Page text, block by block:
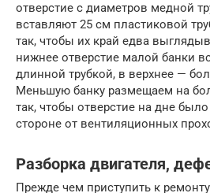
отверстие с диаметров медной
вставляют 25 см пластиковой
так, чтобы их край едва
нижнее отверстие малой банки
длинной трубкой, в верхнее —
Меньшую банку размещаем на
так, чтобы отверстие на дне
стороне от вентиляционных
Разборка двигателя,
Прежде чем приступить к